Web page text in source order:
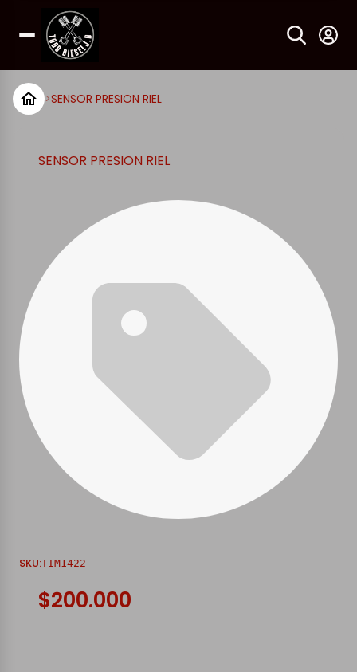
>SENSOR PRESION RIEL
SENSOR PRESION RIEL
SKU:TIM1422
$200.000